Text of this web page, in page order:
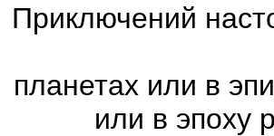
Приключений
планетах или в
или в эпоху